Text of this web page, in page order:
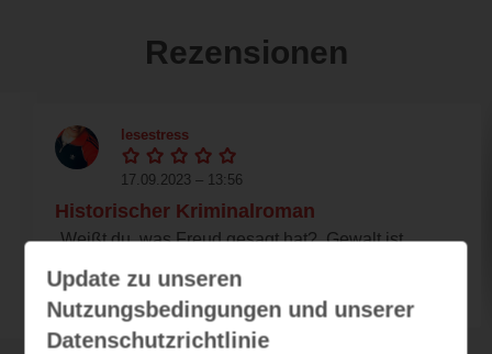
Rezensionen
lesestress
17.09.2023 – 13:56
Historischer Kriminalroman
„Weißt du, was Freud gesagt hat? ‚Gewalt ist
Während...
Update zu unseren
Nutzungsbedingungen und unserer
Datenschutzrichtlinie